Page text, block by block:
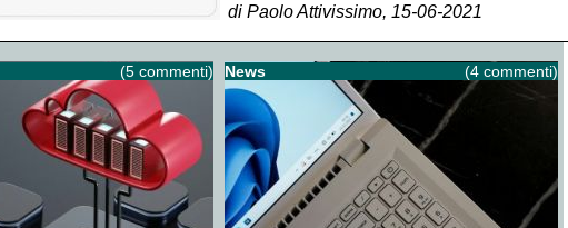
di Paolo Attivissimo, 15-06-2021
(5 commenti) News (4 commenti)